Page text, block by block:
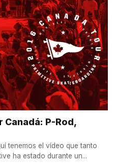
Canadá: P-Rod,
tenemos el vídeo que tanto
ha estado durante un...